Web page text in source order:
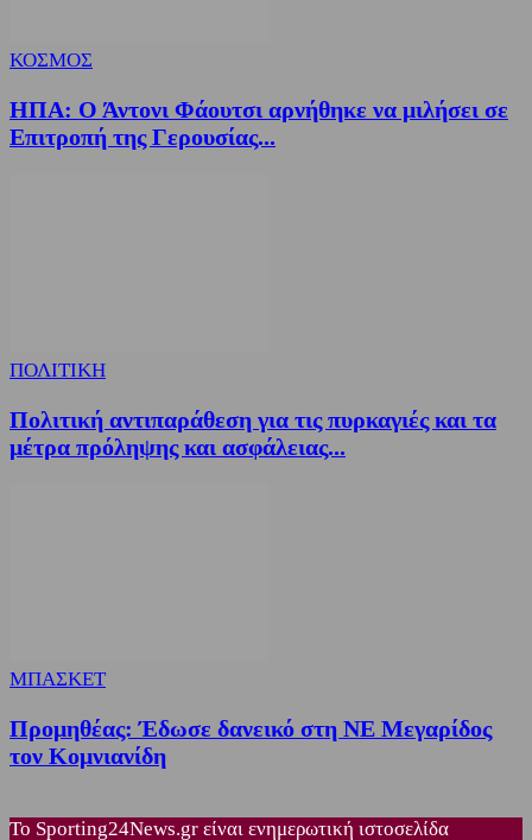
ΚΟΣΜΟΣ
ΗΠΑ: Ο Άντονι Φάουτσι αρνήθηκε να μιλήσει σε
Επιτροπή της Γερουσίας...
ΠΟΛΙΤΙΚΗ
Πολιτική αντιπαράθεση για τις πυρκαγιές και τα
μέτρα πρόληψης και ασφάλειας...
ΜΠΑΣΚΕΤ
Προμηθέας: Έδωσε δανεικό στη ΝΕ Μεγαρίδος
τον Κομνιανίδη
Το Sporting24News.gr είναι ενημερωτική ιστοσελίδα